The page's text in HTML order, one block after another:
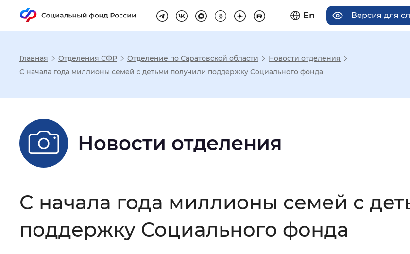
En Версия для
Настройка режима отображения
Шрифт: Без засечек С засечками
Увеличенный
Цвет сайта: Монохромный Инверсивный монохромный
Главная Отделения СФР Отделение по Саратовской области
Новости отделения
С начала года миллионы семей с детьми получили поддержку Социального фонда
Новости отделения
С начала года миллионы семей с
поддержку Социального фонда